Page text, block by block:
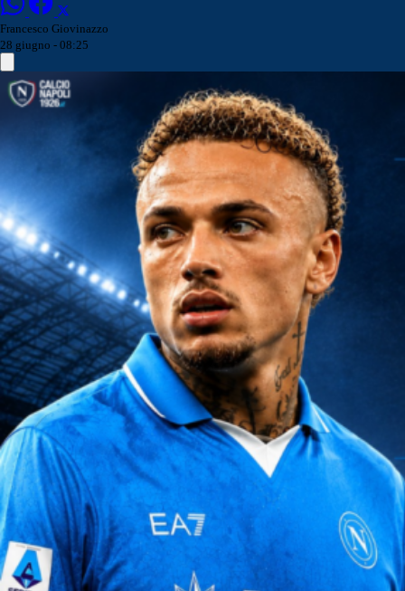
Francesco Giovinazzo
28 giugno - 08:25